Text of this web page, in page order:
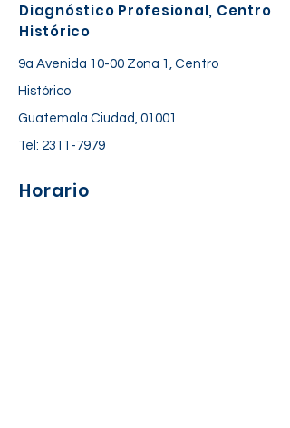
Diagnóstico Profesional, Centro
Histórico
9a Avenida 10-00 Zona 1, Centro
Histórico
Guatemala Ciudad, 01001
Tel: 2311-7979
Horario